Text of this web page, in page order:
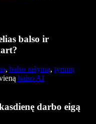
balso ir
, balso rašymą, tyrimų
balso AI
darbo eigą